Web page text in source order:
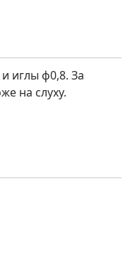
иглы ф0,8. За
на слуху.